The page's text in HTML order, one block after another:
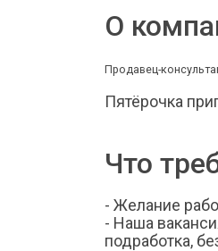
О
Продавец-
Пятёрочка
Что
- Желание
- Наша
подработка,